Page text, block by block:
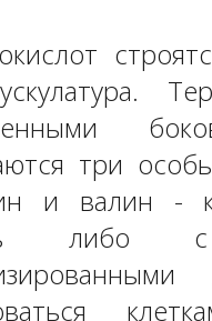
три
и валин -